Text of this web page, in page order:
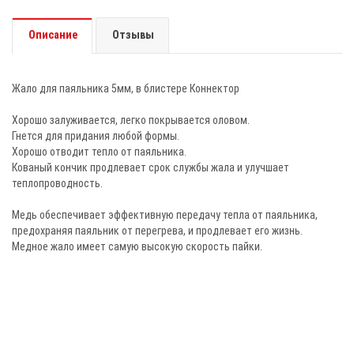
Описание Отзывы
Жало для паяльника 5мм, в блистере Коннектор
Хорошо залуживается, легко покрывается оловом.
Гнется для придания любой формы.
Хорошо отводит тепло от паяльника.
Кованый кончик продлевает срок службы жала и улучшает
теплопроводность.
Медь обеспечивает эффективную передачу тепла от паяльника,
предохраняя паяльник от перегрева, и продлевает его жизнь.
Медное жало имеет самую высокую скорость пайки.